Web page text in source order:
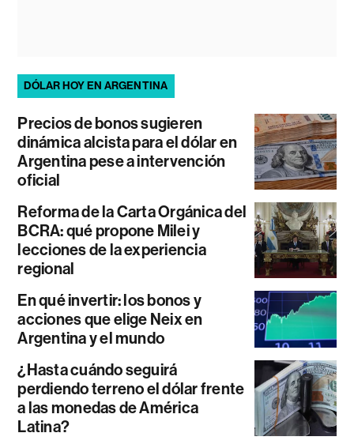
DÓLAR HOY EN ARGENTINA
Precios de bonos sugieren
dinámica alcista para el dólar en
Argentina pese a intervención
oficial
Reforma de la Carta Orgánica del
BCRA: qué propone Milei y
lecciones de la experiencia
regional
En qué invertir: los bonos y
acciones que elige Neix en
Argentina y el mundo
¿Hasta cuándo seguirá
perdiendo terreno el dólar frente
a las monedas de América
Latina?